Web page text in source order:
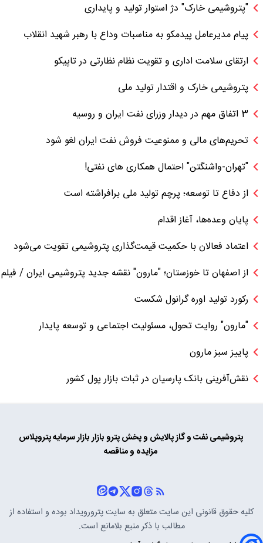
"پتروشیمی خارک" دژ استوار تولید و پایداری
پیام مدیرعامل پیدمکو به مناسبات وداع با رهبر شهید انقلاب
ارتقای سلامت اداری و تقویت نظام نظارتی در تاپیکو
پتروشیمی خارک و اقتدار تولید ملی
3 اتفاق مهم در دیدار وزرای نفت ایران و روسیه
تحریم‌های مالی و ممنوعیت فروش نفت ایران لغو شود
"تهران-واشنگتن" احتمال همکاری های نفتی!
از دفاع تا توسعه؛ پرچم تولید ملی برافراشته است
پایان وعده‌ها، آغاز اقدام
اعتماد فعالان با حکمیت قیمت‌گذاری پتروشیمی تقویت می‌شود
از اصفهان تا خوزستان؛ "مارون" نقشه جدید پتروشیمی ایران / فیلم
رکورد تولید اوره گرانول شکست
"مارون" روایت تحول، مسئولیت اجتماعی و توسعه پایدار
پاییز سبز مارون
نقش‌آفرینی بانک پارسیان در ثبات بازار پول کشور
پتروشیمینفت و گازپالایش و پخشپترو بازاربازار سرمایهپتروپلاس
مزایده و مناقصه
کلیه حقوق قانونی این سایت متعلق به سایتپترورویداد بوده و استفاده از
مطالب با ذکر منبع بلامانع است.